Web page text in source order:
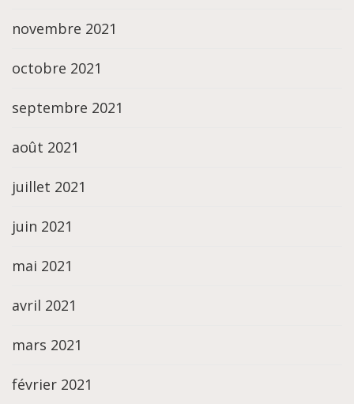
novembre 2021
octobre 2021
septembre 2021
août 2021
juillet 2021
juin 2021
mai 2021
avril 2021
mars 2021
février 2021